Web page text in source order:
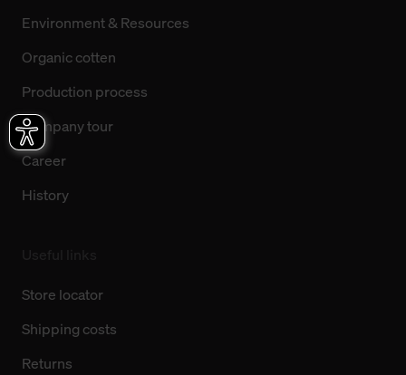
Environment & Resources
Organic cotten
Production process
Company tour
Career
History
Store locator
Shipping costs
Returns